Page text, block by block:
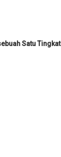
Satu Tingkat